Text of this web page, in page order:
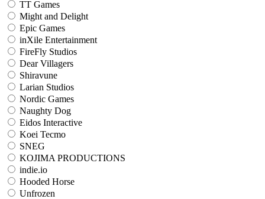
TT Games
Might and Delight
Epic Games
inXile Entertainment
FireFly Studios
Dear Villagers
Shiravune
Larian Studios
Nordic Games
Naughty Dog
Eidos Interactive
Koei Tecmo
SNEG
KOJIMA PRODUCTIONS
indie.io
Hooded Horse
Unfrozen